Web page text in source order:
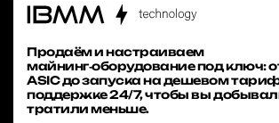
Продаём и настраиваем
майнинг‑оборудование под ключ:
ASIC до запуска на дешевом
поддержке 24/7, чтобы вы
тратили меньше.